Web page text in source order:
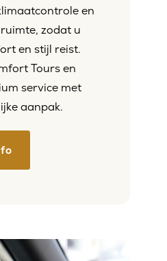
en
zodat u
en stijl reist.
Tours en
service met
aanpak.